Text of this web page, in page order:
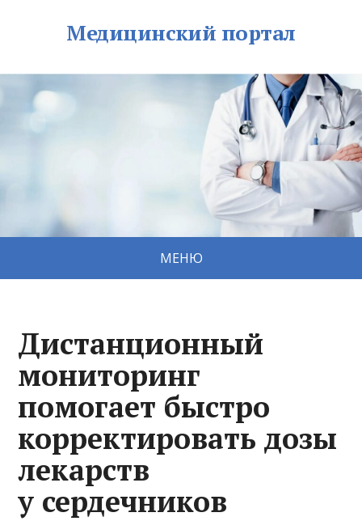
Медицинский портал
МЕНЮ
Дистанционный
мониторинг
помогает быстро
корректировать дозы
лекарств
у сердечников